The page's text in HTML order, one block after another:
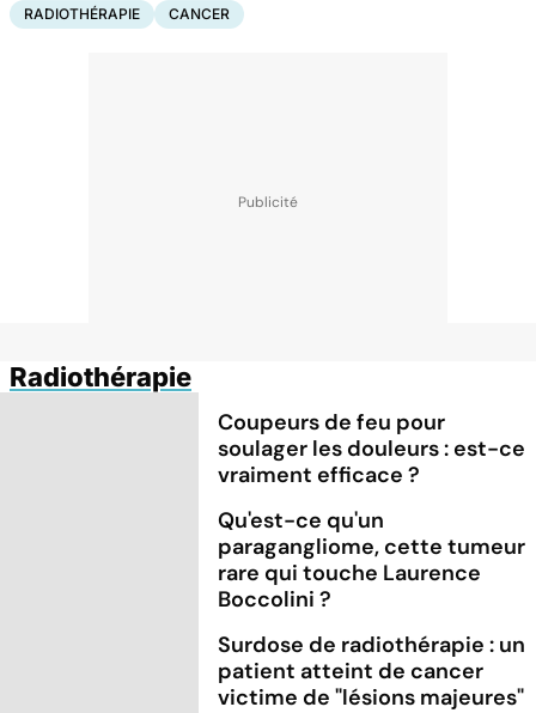
RADIOTHÉRAPIE CANCER
Radiothérapie
Coupeurs de feu pour
soulager les douleurs : est-ce
vraiment efficace ?
Qu'est-ce qu'un
paragangliome, cette tumeur
rare qui touche Laurence
Boccolini ?
Surdose de radiothérapie : un
patient atteint de cancer
victime de "lésions majeures"